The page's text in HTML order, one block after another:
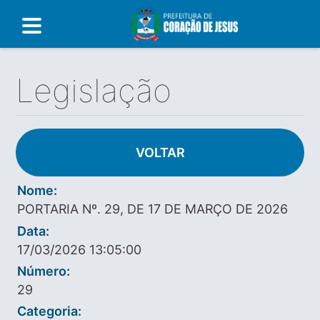
Legislação
VOLTAR
Nome:
PORTARIA Nº. 29, DE 17 DE MARÇO DE 2026
Data:
17/03/2026 13:05:00
Número:
29
Categoria: